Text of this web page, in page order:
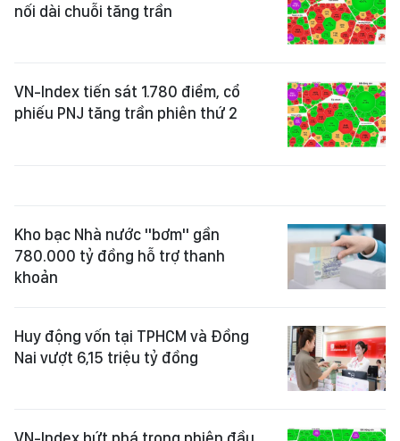
nối dài chuỗi tăng trần
VN-Index tiến sát 1.780 điểm, cổ
phiếu PNJ tăng trần phiên thứ 2
Kho bạc Nhà nước "bơm" gần
780.000 tỷ đồng hỗ trợ thanh
khoản
Huy động vốn tại TPHCM và Đồng
Nai vượt 6,15 triệu tỷ đồng